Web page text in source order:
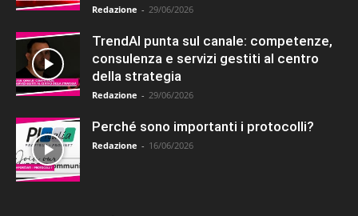
Redazione - 29/06/2026
TrendAI punta sul canale: competenze,
consulenza e servizi gestiti al centro
della strategia
Redazione - 29/06/2026
Perché sono importanti i protocolli?
Redazione - 16/06/2026